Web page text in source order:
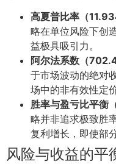
高夏普比率（
略在单位风险下创
益极具吸引力。
阿尔法系数（
于市场波动的绝对
场中的非有效性定
胜率与盈亏比平衡
略并非追求极致胜
复利增长，即使部
风险与收益的平